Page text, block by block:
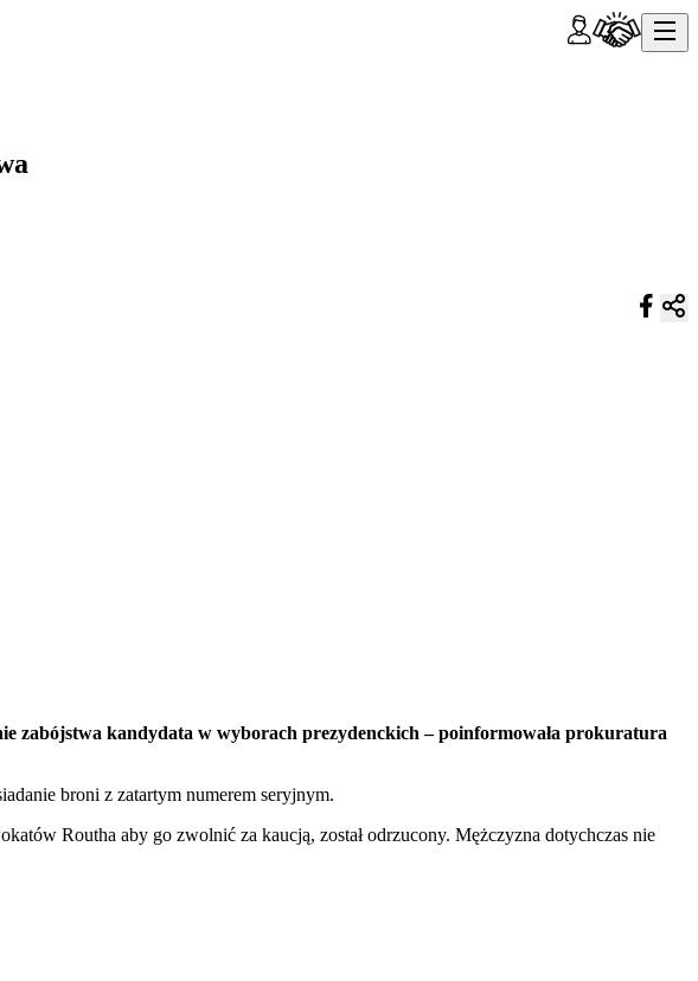
zabójstwa kandydata w wyborach prezydenckich – poinformowała prokuratura
broni z zatartym numerem seryjnym.
Routha aby go zwolnić za kaucją, został odrzucony. Mężczyzna dotychczas nie